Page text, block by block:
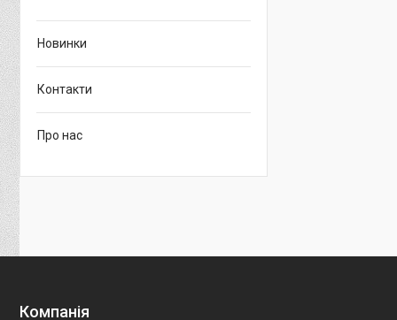
Новинки
Контакти
Про нас
Компанія